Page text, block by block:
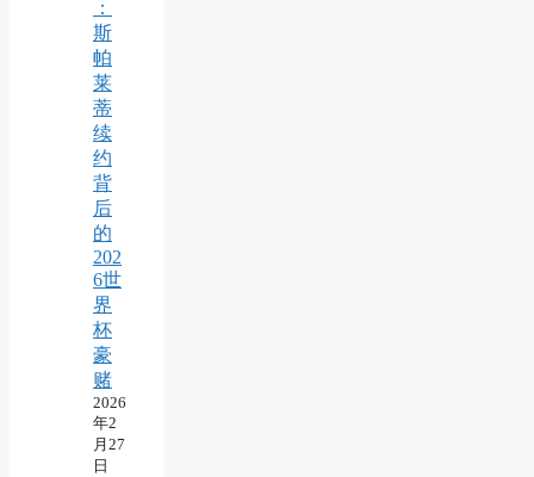
：
斯
帕
莱
蒂
续
约
背
后
的
202
6世
界
杯
豪
赌
2026
年2
月27
日